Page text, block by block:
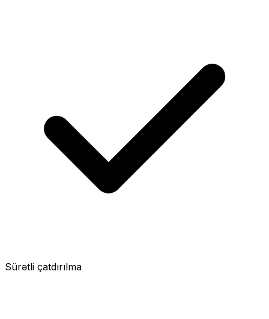
Sürətli çatdırılma